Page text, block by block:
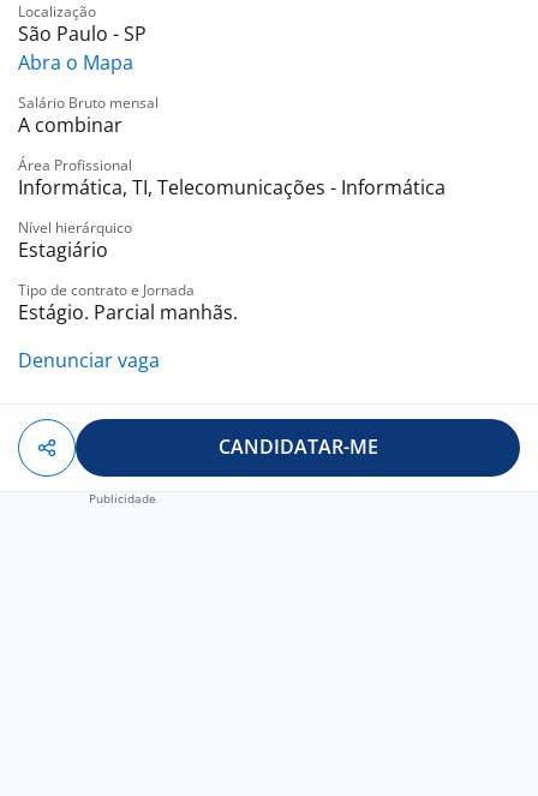
Localização
São Paulo - SP
Abra o Mapa
Salário Bruto mensal
A combinar
Área Profissional
Informática, TI, Telecomunicações - Informática
Nível hierárquico
Estagiário
Tipo de contrato e Jornada
Estágio. Parcial manhãs.
Denunciar vaga
CANDIDATAR-ME